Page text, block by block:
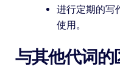
进行定期的写
使用。
与其他代词的